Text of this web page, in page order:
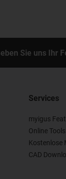
Sie uns Ihr
Services
myigus
Online Tools
Kostenlose
CAD